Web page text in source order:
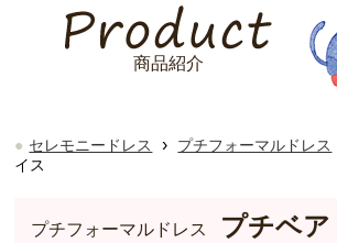
商品紹介
セレモニードレス › プチフォーマルドレス
イス
プチフォーマルドレス
プチベ